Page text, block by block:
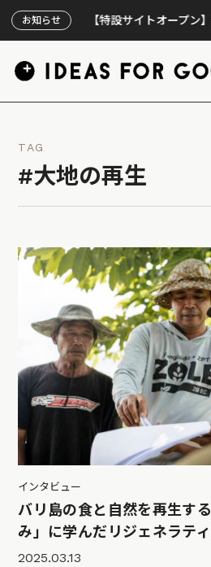
お知らせ
【特設サイトオープン】映画『
TAG
#大地の再生
インタビュー
バリ島の食と自然を再生す
み」に学んだリジェネラテ
2025.03.13